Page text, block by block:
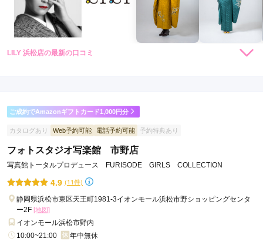
LILY 浜松店の最新の口コミ
ご利用目的：写真撮影 /成人式
ご利用日：2026年03月
振袖選びや着付け、撮影もとても満足しています。
LILY 浜松店の口コミ・評判をもっと見る
ご成約でAmazonギフトカード1,000円分
カタログあり Web予約可能 電話予約可能 予約特典あり
フォトスタジオ写楽館 市野店
写真館トータルプロデュース FURISODE GIRLS COLLECTION
4.9 (11件)
静岡県浜松市東区天王町1981-3イオンモール浜松市野ショッピングセンタ
ー2F [地図]
イオンモール浜松市野内
10:00~21:00
年中無休